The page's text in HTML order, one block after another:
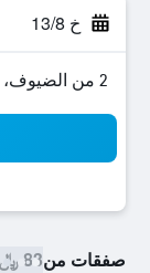
خ 13/8
2 من الضيوف، غرفة واحدة
صفقات من83 ﷼